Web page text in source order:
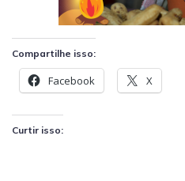
Compartilhe isso:
Facebook X
Curtir isso: